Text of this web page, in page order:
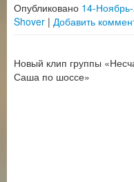
Опубликовано 14-
Shover | Добавить
Новый клип группы
Саша по шоссе»